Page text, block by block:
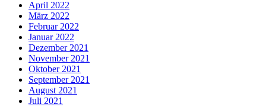
April 2022
März 2022
Februar 2022
Januar 2022
Dezember 2021
November 2021
Oktober 2021
September 2021
August 2021
Juli 2021